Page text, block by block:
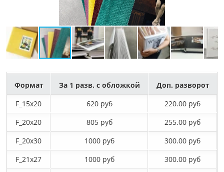
Формат За 1 разв. с обложкой
Доп. разворот
F_15х20
620 руб
220.00 руб
F_20х20
805 руб
255.00 руб
F_20х30
1000 руб
300.00 руб
F_21х27
1000 руб
300.00 руб